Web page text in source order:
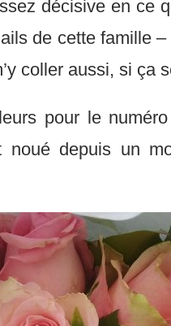
décisive en ce
de cette famille –
coller aussi, si ça
pour le
depuis un